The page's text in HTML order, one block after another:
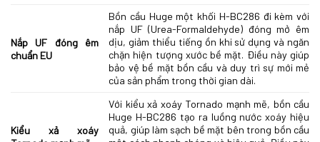
Nắp UF đóng êm
chuẩn EU
Bồn cầu Huge một khối H-BC286 đi kèm với
nắp UF (Urea-Formaldehyde) đóng mở êm
dịu, giảm thiểu tiếng ồn khi sử dụng và ngăn
chặn hiện tượng xước bề mặt. Điều này giúp
bảo vệ bề mặt bồn cầu và duy trì sự mới mẻ
của sản phẩm trong thời gian dài.
Kiểu xả xoáy
Với kiểu xả xoáy Tornado mạnh mẽ, bồn cầu
Huge H-BC286 tạo ra luồng nước xoáy hiệu
quả, giúp làm sạch bề mặt bên trong bồn cầu